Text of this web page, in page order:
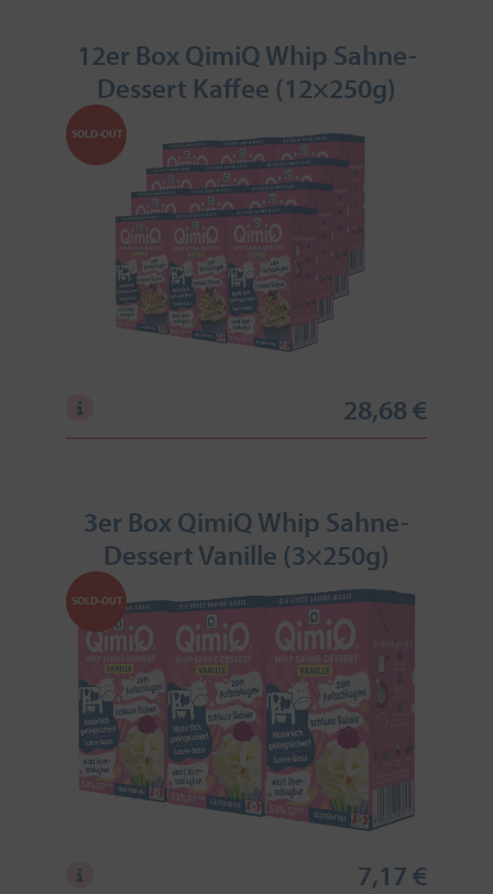
12er Box QimiQ Whip Sahne-
Dessert Kaffee (12×250g)
SOLD-OUT
28,68 €
3er Box QimiQ Whip Sahne-
Dessert Vanille (3×250g)
SOLD-OUT
7,17 €